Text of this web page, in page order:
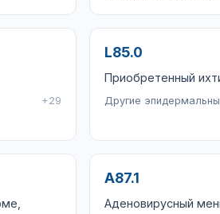
+29
L85.0
Приобретенный
Другие
A87.1
Аденовирусный